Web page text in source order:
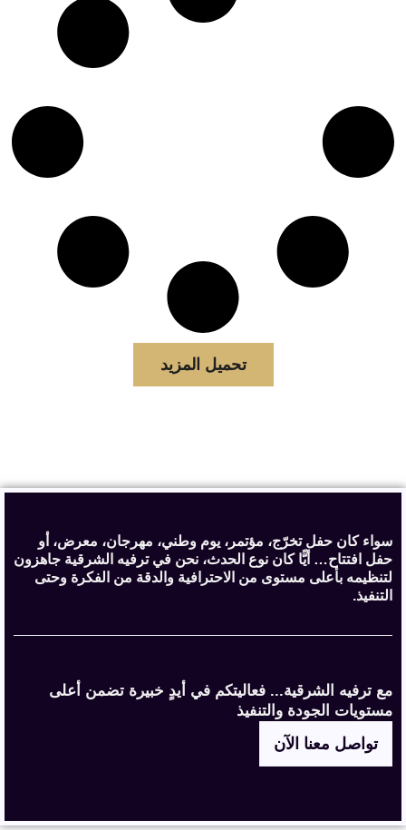
تحميل المزيد
سواء كان حفل تخرّج، مؤتمر، يوم وطني، مهرجان، معرض، أو
حفل افتتاح… أيًّا كان نوع الحدث، نحن في ترفيه الشرقية جاهزون
لتنظيمه بأعلى مستوى من الاحترافية والدقة من الفكرة وحتى
التنفيذ.
مع ترفيه الشرقية... فعاليتكم في أيدٍ خبيرة تضمن أعلى
مستويات الجودة والتنفيذ
تواصل معنا الآن